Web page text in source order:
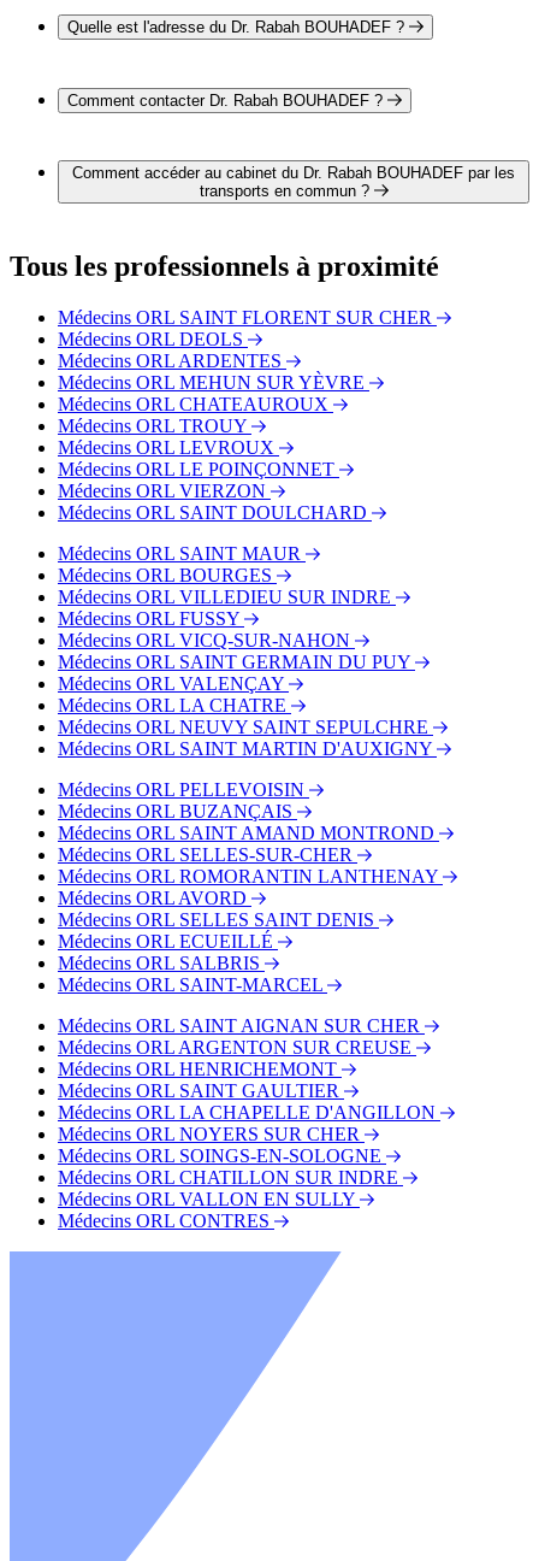
Quelle est l'adresse du Dr. Rabah BOUHADEF ?
Montélimar 36100 ISSOUDUN
Comment contacter Dr. Rabah BOUHADEF ?
téléphone au 09 55 25 00 10.
Comment accéder au cabinet du Dr. Rabah BOUHADEF par les
transports en commun ?
des arrêts suivants :
Bus - Roosevelt
Bus - Centre-Ville Poterie
Tous les professionnels à proximité
Médecins ORL SAINT FLORENT SUR CHER
Médecins ORL DEOLS
Médecins ORL ARDENTES
Médecins ORL MEHUN SUR YÈVRE
Médecins ORL CHATEAUROUX
Médecins ORL TROUY
Médecins ORL LEVROUX
Médecins ORL LE POINÇONNET
Médecins ORL VIERZON
Médecins ORL SAINT DOULCHARD
Médecins ORL SAINT MAUR
Médecins ORL BOURGES
Médecins ORL VILLEDIEU SUR INDRE
Médecins ORL FUSSY
Médecins ORL VICQ-SUR-NAHON
Médecins ORL SAINT GERMAIN DU PUY
Médecins ORL VALENÇAY
Médecins ORL LA CHATRE
Médecins ORL NEUVY SAINT SEPULCHRE
Médecins ORL SAINT MARTIN D'AUXIGNY
Médecins ORL PELLEVOISIN
Médecins ORL BUZANÇAIS
Médecins ORL SAINT AMAND MONTROND
Médecins ORL SELLES-SUR-CHER
Médecins ORL ROMORANTIN LANTHENAY
Médecins ORL AVORD
Médecins ORL SELLES SAINT DENIS
Médecins ORL ECUEILLÉ
Médecins ORL SALBRIS
Médecins ORL SAINT-MARCEL
Médecins ORL SAINT AIGNAN SUR CHER
Médecins ORL ARGENTON SUR CREUSE
Médecins ORL HENRICHEMONT
Médecins ORL SAINT GAULTIER
Médecins ORL LA CHAPELLE D'ANGILLON
Médecins ORL NOYERS SUR CHER
Médecins ORL SOINGS-EN-SOLOGNE
Médecins ORL CHATILLON SUR INDRE
Médecins ORL VALLON EN SULLY
Médecins ORL CONTRES